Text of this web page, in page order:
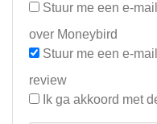
Stuur me een e-
over Moneybird
Stuur me een e-
review
Ik ga akkoord met